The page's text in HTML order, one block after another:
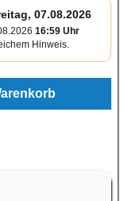
07.08.2026
16:59 Uhr
Hinweis.